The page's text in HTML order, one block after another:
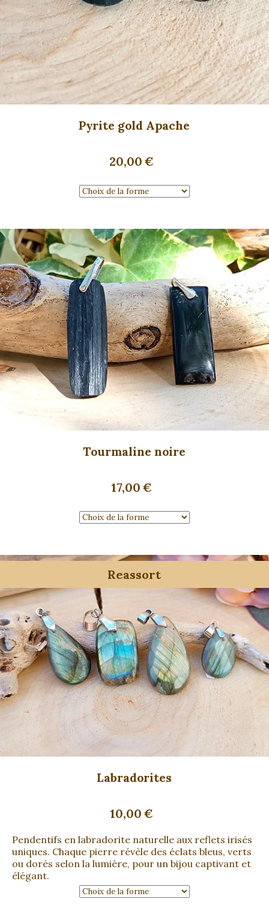
Pyrite gold Apache
20,00 €
Tourmaline noire
17,00 €
Reassort
Labradorites
10,00 €
Pendentifs en labradorite naturelle aux reflets irisés
uniques. Chaque pierre révèle des éclats bleus, verts
ou dorés selon la lumière, pour un bijou captivant et
élégant.